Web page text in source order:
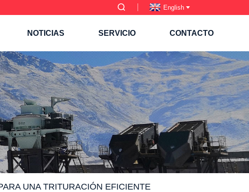
English
NOTICIAS SERVICIO CONTACTO
UNA TRITURACIÓN EFICIENTE